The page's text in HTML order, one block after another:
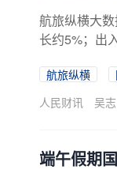
航旅纵横大
长约5%；出
航旅纵横
人民财讯
吴志
端午假期